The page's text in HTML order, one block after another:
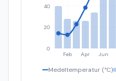
Feb Apr Jun
0
20
40
Medeltemperatur (°C)